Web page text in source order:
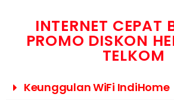
INTERNET CEPAT
PROMO DISKON
TELKOM
Keunggulan WiFi IndiHome